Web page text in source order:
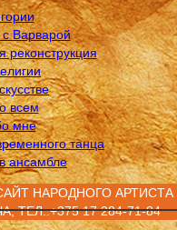
Варварой
реконструкция
всем
мне
танца
ансамбле
НАРОДНОГО АРТИСТА
ТЕЛ.:+375 17 284-71-84